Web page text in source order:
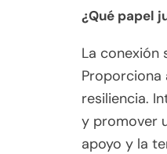
¿Qué papel
La conexión
Proporciona
resiliencia.
y promover
apoyo y la